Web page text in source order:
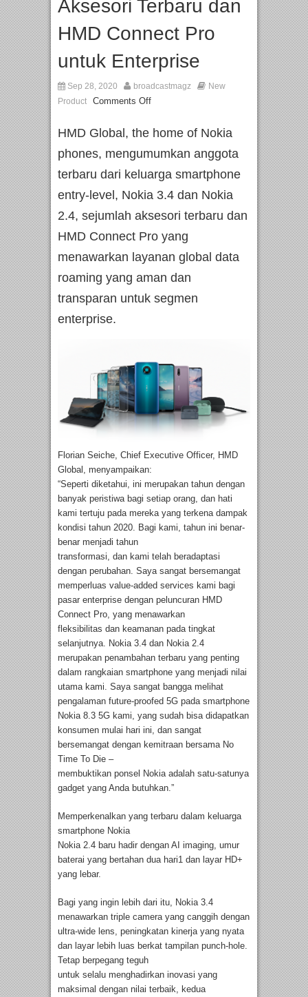
Aksesori Terbaru dan
HMD Connect Pro
untuk Enterprise
Sep 28, 2020 broadcastmagz
New
Product
Comments Off
HMD Global, the home of Nokia
phones, mengumumkan anggota
terbaru dari keluarga smartphone
entry-level, Nokia 3.4 dan Nokia
2.4, sejumlah aksesori terbaru dan
HMD Connect Pro yang
menawarkan layanan global data
roaming yang aman dan
transparan untuk segmen
enterprise.
Florian Seiche, Chief Executive Officer, HMD
Global, menyampaikan:
“Seperti diketahui, ini merupakan tahun dengan
banyak peristiwa bagi setiap orang, dan hati
kami tertuju pada mereka yang terkena dampak
kondisi tahun 2020. Bagi kami, tahun ini benar-
benar menjadi tahun
transformasi, dan kami telah beradaptasi
dengan perubahan. Saya sangat bersemangat
memperluas value-added services kami bagi
pasar enterprise dengan peluncuran HMD
Connect Pro, yang menawarkan
fleksibilitas dan keamanan pada tingkat
selanjutnya. Nokia 3.4 dan Nokia 2.4
merupakan penambahan terbaru yang penting
dalam rangkaian smartphone yang menjadi nilai
utama kami. Saya sangat bangga melihat
pengalaman future-proofed 5G pada smartphone
Nokia 8.3 5G kami, yang sudah bisa didapatkan
konsumen mulai hari ini, dan sangat
bersemangat dengan kemitraan bersama No
Time To Die –
membuktikan ponsel Nokia adalah satu-satunya
gadget yang Anda butuhkan.”
Memperkenalkan yang terbaru dalam keluarga
smartphone Nokia
Nokia 2.4 baru hadir dengan AI imaging, umur
baterai yang bertahan dua hari1 dan layar HD+
yang lebar.
Bagi yang ingin lebih dari itu, Nokia 3.4
menawarkan triple camera yang canggih dengan
ultra-wide lens, peningkatan kinerja yang nyata
dan layar lebih luas berkat tampilan punch-hole.
Tetap berpegang teguh
untuk selalu menghadirkan inovasi yang
maksimal dengan nilai terbaik, kedua